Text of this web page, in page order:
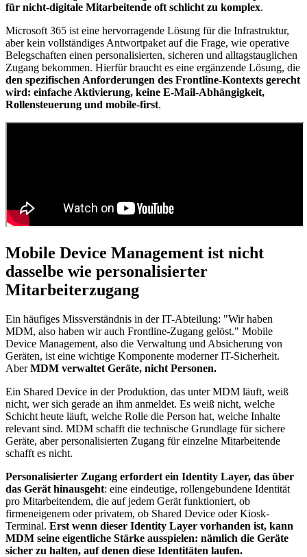
für nicht-digitale Mitarbeitende oft schlicht zu komplex.
Microsoft 365 ist eine hervorragende Lösung für die Infrastruktur,
aber kein vollständiges Antwortpaket auf die Frage, wie operative
Belegschaften einen personalisierten, sicheren und alltagstauglichen
Zugang bekommen. Hierfür braucht es eine ergänzende Lösung, die
den spezifischen Anforderungen des Frontline-Kontexts gerecht
wird: einfache Aktivierung, keine E-Mail-Abhängigkeit,
Rollensteuerung und mobile-first.
Mobile Device Management ist nicht
dasselbe wie personalisierter
Mitarbeiterzugang
Ein häufiges Missverständnis in der IT-Abteilung: "Wir haben
MDM, also haben wir auch Frontline-Zugang gelöst." Mobile
Device Management, also die Verwaltung und Absicherung von
Geräten, ist eine wichtige Komponente moderner IT-Sicherheit.
AberMDM verwaltet Geräte, nicht Personen.
Ein Shared Device in der Produktion, das unter MDM läuft, weiß
nicht, wer sich gerade an ihm anmeldet. Es weiß nicht, welche
Schicht heute läuft, welche Rolle die Person hat, welche Inhalte
relevant sind. MDM schafft die technische Grundlage für sichere
Geräte, aber personalisierten Zugang für einzelne Mitarbeitende
schafft es nicht.
Personalisierter Zugang erfordert ein Identity Layer, das über
das Gerät hinausgeht: eine eindeutige, rollengebundene Identität
pro Mitarbeitendem, die auf jedem Gerät funktioniert, ob
firmeneigenem oder privatem, ob Shared Device oder Kiosk-
Terminal. Erst wenn dieser Identity Layer vorhanden ist, kann
MDM seine eigentliche Stärke ausspielen: nämlich die Geräte
sicher zu halten, auf denen diese Identitäten laufen.